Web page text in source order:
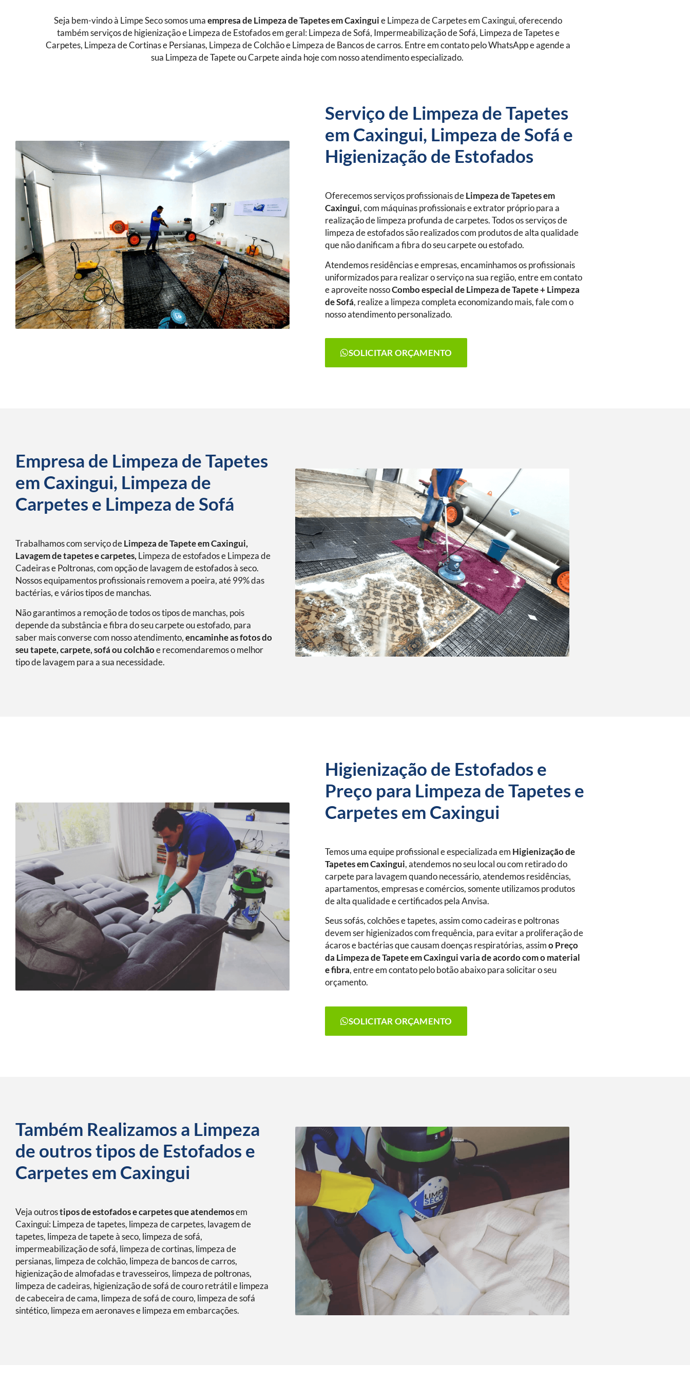
Seja bem-vindo à Limpe Seco somos uma empresa de Limpeza de Tapetesem Caxingui e Limpeza de Carpetes em Caxingui, oferecendo
também serviços de higienização e Limpeza de Estofados em geral: Limpeza de Sofá, Impermeabilização de Sofá, Limpeza de Tapetes e
Carpetes, Limpeza de Cortinas e Persianas, Limpeza de Colchão e Limpeza de Bancos de carros. Entre em contato pelo WhatsApp e agende a
sua Limpeza de Tapete ou Carpete ainda hoje com nosso atendimento especializado.
Serviço de Limpeza de Tapetes
em Caxingui, Limpeza de Sofá e
Higienização de Estofados
Oferecemos serviços profissionais de Limpeza de Tapetesem
Caxingui, com máquinas profissionais e extrator próprio para a
realização de limpeza profunda de carpetes. Todos os serviços de
limpeza de estofados são realizados com produtos de alta qualidade
que não danificam a fibra do seu carpete ou estofado.
Atendemos residências e empresas, encaminhamos os profissionais
uniformizados para realizar o serviço na sua região, entre em contato
e aproveite nossoCombo especial de Limpeza de Tapete + Limpeza
de Sofá, realize a limpeza completa economizando mais, fale com o
nosso atendimento personalizado.
SOLICITAR ORÇAMENTO
Empresa de Limpeza de Tapetes
em Caxingui, Limpeza de
Carpetes e Limpeza de Sofá
Trabalhamos com serviço de Limpeza de Tapete em Caxingui,
Lavagem de tapetes e carpetes, Limpeza de estofados e Limpeza de
Cadeiras e Poltronas, com opção de lavagem de estofados à seco.
Nossos equipamentos profissionais removem a poeira, até 99% das
bactérias, e vários tipos de manchas.
Não garantimos a remoção de todos os tipos de manchas, pois
depende da substância e fibra do seu carpete ou estofado, para
saber mais converse com nosso atendimento, encaminhe as fotos do
seu tapete, carpete, sofá ou colchãoe recomendaremos o melhor
tipo de lavagem para a sua necessidade.
Higienização de Estofados e
Preço para Limpeza de Tapetes e
Carpetes em Caxingui
Temos uma equipe profissional e especializada em Higienização de
Tapetesem Caxingui, atendemos no seu local ou com retirado do
carpete para lavagem quando necessário, atendemos residências,
apartamentos, empresas e comércios, somente utilizamos produtos
de alta qualidade e certificados pela Anvisa.
Seus sofás, colchões e tapetes, assim como cadeiras e poltronas
devem ser higienizados com frequência, para evitar a proliferação de
ácaros e bactérias que causam doenças respiratórias, assimo Preço
da Limpeza de Tapeteem Caxinguivaria de acordo com o material
e fibra, entre em contato pelo botão abaixo para solicitar o seu
orçamento.
SOLICITAR ORÇAMENTO
Também Realizamos a Limpeza
de outros tipos de Estofados e
Carpetes em Caxingui
Veja outrostipos de estofados e carpetes que atendemosem
Caxingui: Limpeza de tapetes, limpeza de carpetes, lavagem de
tapetes, limpeza de tapete à seco, limpeza de sofá,
impermeabilização de sofá, limpeza de cortinas, limpeza de
persianas, limpeza de colchão, limpeza de bancos de carros,
higienização de almofadas e travesseiros, limpeza de poltronas,
limpeza de cadeiras, higienização de sofá de couro retrátil e limpeza
de cabeceira de cama, limpeza de sofá de couro, limpeza de sofá
sintético, limpeza em aeronaves e limpeza em embarcações.